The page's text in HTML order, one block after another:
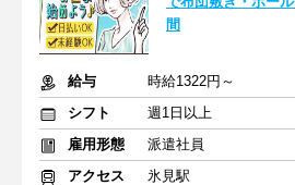
間
給与
時給1322円～
シフト
週1日以上
雇用形態
派遣社員
アクセス
氷見駅